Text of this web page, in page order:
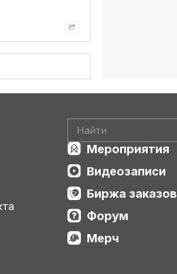
Мероприятия
Видеозаписи
Биржа заказов
Форум
Мерч